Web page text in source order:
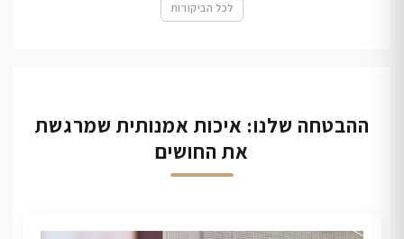
לכל הביקורות
ההבטחה שלנו: איכות אמנותית שמרגשת
את החושים